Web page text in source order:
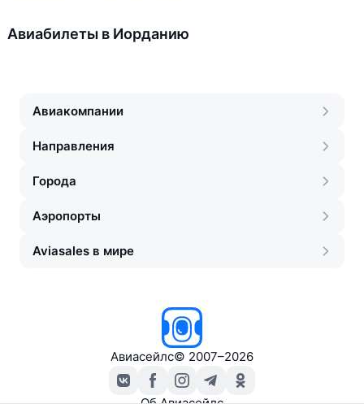
Авиабилеты в Иорданию
Авиакомпании
Направления
Города
Аэропорты
Aviasales в мире
Авиасейлс© 2007–2026